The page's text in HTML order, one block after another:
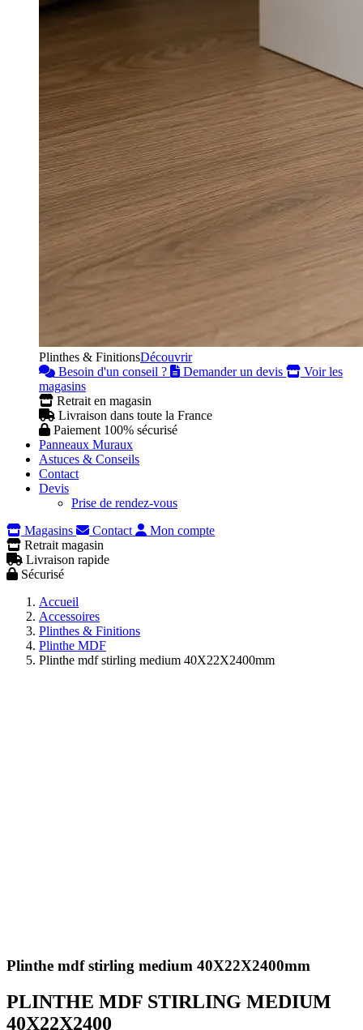
Plinthes & FinitionsDécouvrir
Besoin d'un conseil ?
Demander un devis
Voir les
magasins
Retrait en magasin
Livraison dans toute la France
Paiement 100% sécurisé
Panneaux Muraux
Astuces & Conseils
Contact
Devis
Prise de rendez-vous
Magasins
Contact
Mon compte
Retrait magasin
Livraison rapide
Sécurisé
Accueil
Accessoires
Plinthes & Finitions
Plinthe MDF
Plinthe mdf stirling medium 40X22X2400mm
Plinthe mdf stirling medium 40X22X2400mm
PLINTHE MDF STIRLING MEDIUM
40X22X2400